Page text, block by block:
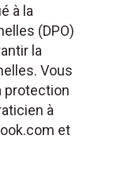
à la
(DPO)
la
Vous
protection
à
et